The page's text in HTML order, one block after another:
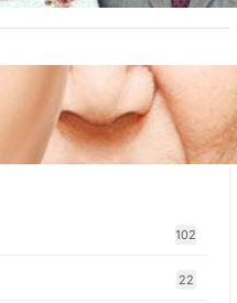
după 70 de Ani: Ce
Studiile Psihologice
102
22